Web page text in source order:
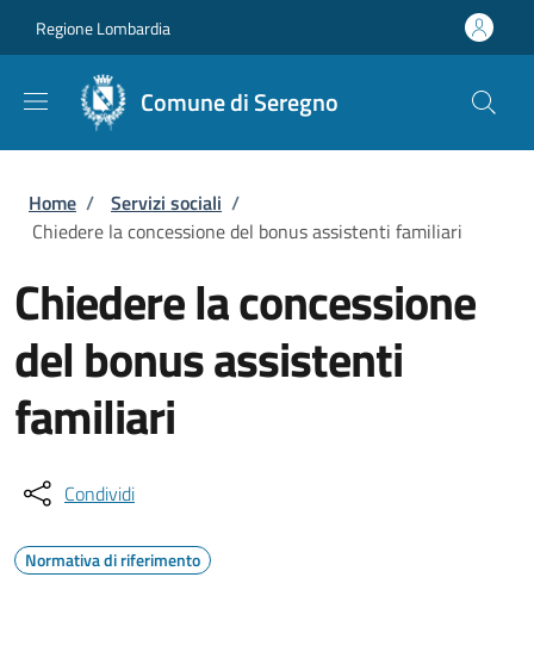
Regione Lombardia
Comune di Seregno
Briciole di pane
Home / Servizi sociali /
Chiedere la concessione del bonus assistenti familiari
Chiedere la concessione
del bonus assistenti
familiari
Condividi
Normativa di riferimento